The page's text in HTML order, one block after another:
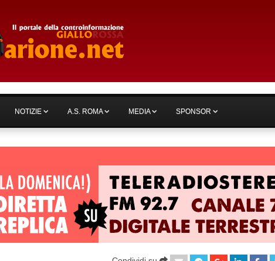
NOTIZIE A.S. ROMA MEDIA SPONSOR